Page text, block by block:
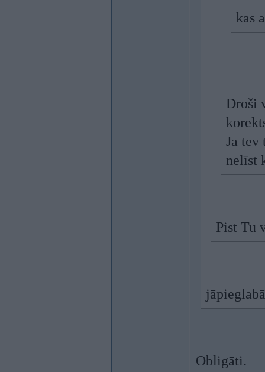
kas
Droši
Ja tev
nelīst
Pist Tu
Obligāti.